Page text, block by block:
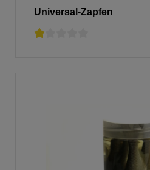
Universal-Zapfen